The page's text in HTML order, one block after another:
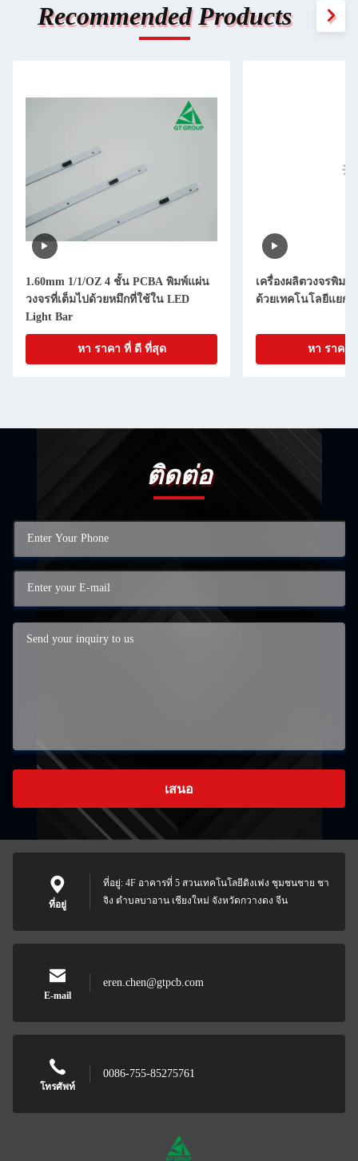
Recommended Products
1.60mm 1/1/OZ 4 ชั้น PCBA พิมพ์แผ่น
วงจรที่เต็มไปด้วยหมึกที่ใช้ใน LED
Light Bar
หา ราคา ที่ ดี ที่สุด
เครื่องผลิตวงจรพิมพ์
ด้วยเทคโนโลยีแยก
หา ราคา
ติดต่อ
เสนอ
ที่อยู่
ที่อยู่: 4F อาคารที่ 5 สวนเทคโนโลยีดิงเฟง ชุมชนชาย ชา
จิง ตําบลบาอาน เชียงใหม่ จังหวัดกวางดง จีน
E-mail
eren.chen@gtpcb.com
โทรศัพท์
0086-755-85275761